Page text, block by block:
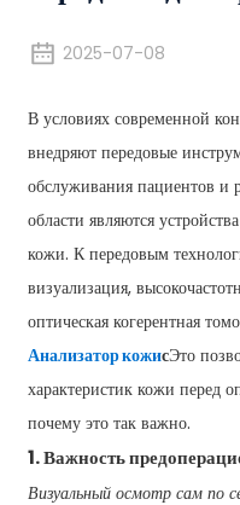
2025-07-08
В условиях современной
внедряют передовые
обслуживания пациентов и
области являются
кожи. К передовым
визуализация,
оптическая когерентная
Анализатор кожисЭто
характеристик кожи перед
почему это так важно.
1. Важность
Визуальный осмотр сам по